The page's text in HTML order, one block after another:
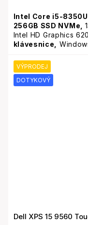
Intel Core i5-8350U
256GB SSD NVMe,
Intel HD Graphics
klávesnice,
VÝPRODEJ
DOTYKOVÝ
Dell XPS 15 9560